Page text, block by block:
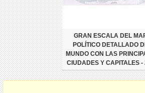
GRAN ESCALA DEL
POLÍTICO DETALLADO
MUNDO CON LAS
CIUDADES Y CAPITALES -